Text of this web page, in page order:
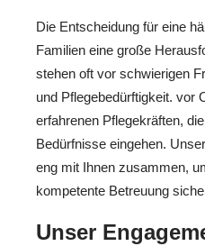
Die Entscheidung für eine
Familien eine große
stehen oft vor schwierigen
und Pflegebedürftigkeit. vor
erfahrenen Pflegekräften,
Bedürfnisse eingehen.
eng mit Ihnen zusammen,
kompetente Betreuung
Unser